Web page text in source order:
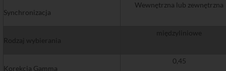
Synchronizacja
Wewnętrzna lub zewnętrzna
Rodzaj wybierania
międzyliniowe
Korekcja Gamma
0,45